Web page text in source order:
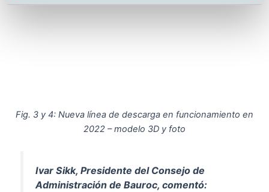
Fig. 3 y 4: Nueva línea de descarga en funcionamiento en
2022 – modelo 3D y foto
Ivar Sikk, Presidente del Consejo de
Administración de Bauroc, comentó: